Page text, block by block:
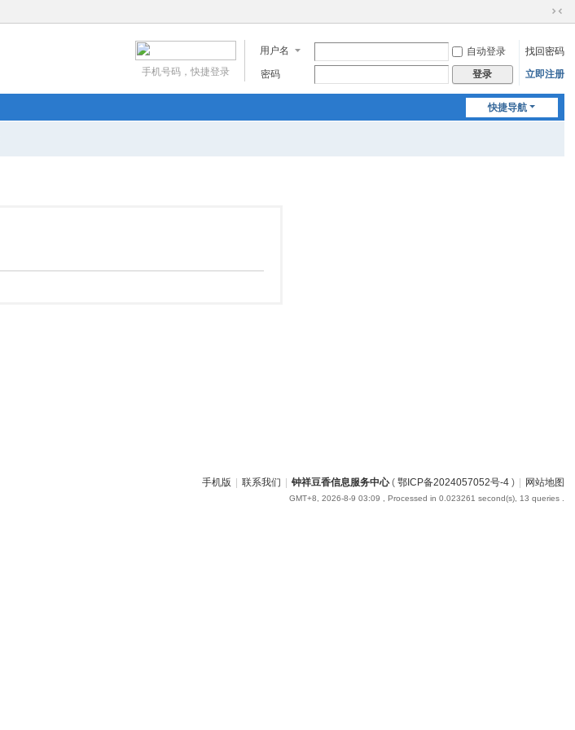
切
到
窄
用户名 自动登录
找回密码
密码
登录 立即注册
手机号码，快捷登录
快捷导航
手机版 联系我们 钟祥豆香信息服务中心( 鄂ICP备2024057052号-4) 网站地图
GMT+8, 2026-8-9 03:09 , Processed in 0.023261 second(s), 13 queries .